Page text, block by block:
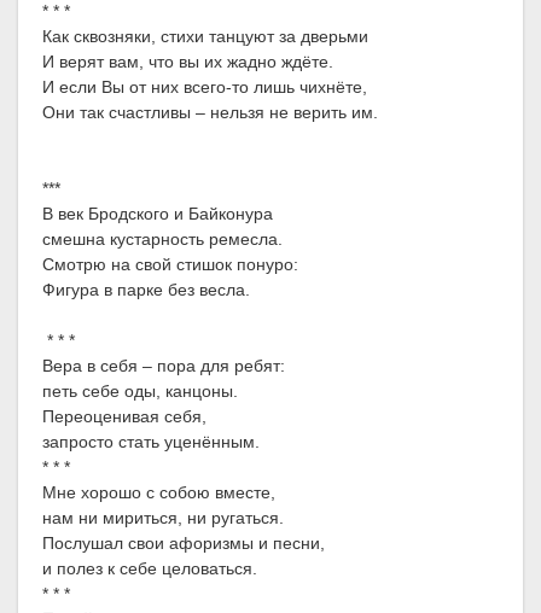
* * *
Как сквозняки, стихи танцуют за дверьми
И верят вам, что вы их жадно ждёте.
И если Вы от них всего-то лишь чихнёте,
Они так счастливы – нельзя не верить им.
***
В век Бродского и Байконура
смешна кустарность ремесла.
Смотрю на свой стишок понуро:
Фигура в парке без весла.
* * *
Вера в себя – пора для ребят:
петь себе оды, канцоны.
Переоценивая себя,
запросто стать уценённым.
* * *
Мне хорошо с собою вместе,
нам ни мириться, ни ругаться.
Послушал свои афоризмы и песни,
и полез к себе целоваться.
* * *